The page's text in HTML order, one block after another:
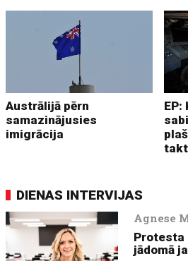
Austrālijā pērn
samazinājusies
imigrācija
EP:
DIENAS INTERVIJAS
Agnese
Protesta
jādomā